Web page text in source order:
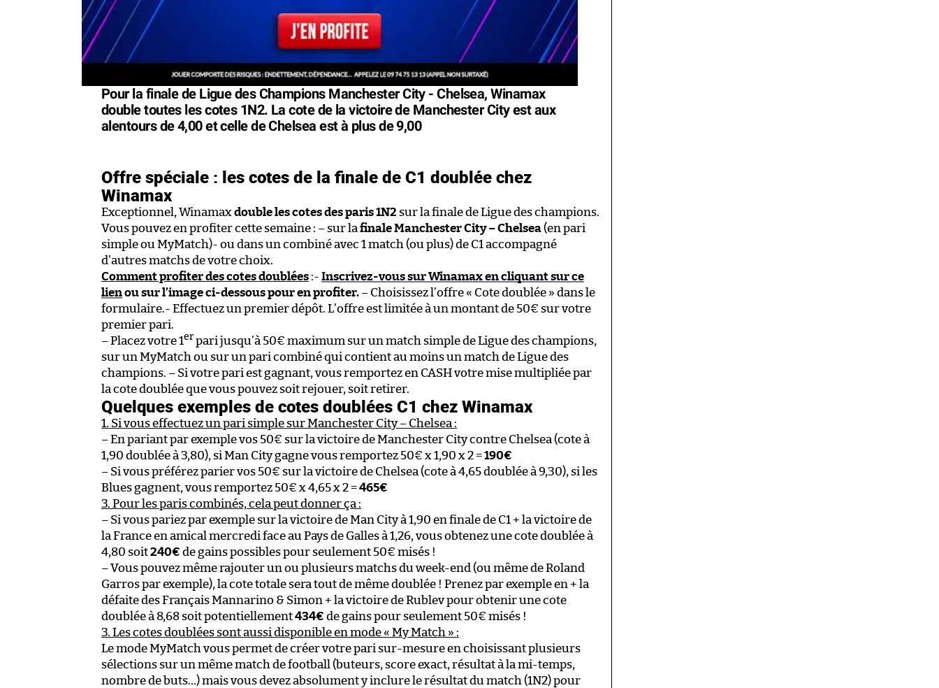
Pour la finale de Ligue des Champions Manchester City - Chelsea, Winamax
double toutes les cotes 1N2. La cote de la victoire de Manchester City est aux
alentours de 4,00 et celle de Chelsea est à plus de 9,00
Offre spéciale : les cotes de la finale de C1 doublée chez
Winamax
Exceptionnel, Winamax double les cotes des paris 1N2 sur la finale de Ligue des champions.
Vous pouvez en profiter cette semaine : – sur la finale Manchester City – Chelsea(en pari
simple ou MyMatch)- ou dans un combiné avec 1 match (ou plus) de C1 accompagné
d’autres matchs de votre choix.
Comment profiter des cotes doublées :- Inscrivez-vous sur Winamax en cliquant sur ce
lienou sur l’image ci-dessous pour en profiter. – Choisissez l’offre « Cote doublée » dans le
formulaire.- Effectuez un premier dépôt. L’offre est limitée à un montant de 50€ sur votre
premier pari.
– Placez votre 1er pari jusqu’à 50€ maximum sur un match simple de Ligue des champions,
sur un MyMatch ou sur un pari combiné qui contient au moins un match de Ligue des
champions. – Si votre pari est gagnant, vous remportez en CASH votre mise multipliée par
la cote doublée que vous pouvez soit rejouer, soit retirer.
Quelques exemples de cotes doublées C1 chez Winamax
1. Si vous effectuez un pari simple sur Manchester City – Chelsea :
– En pariant par exemple vos 50€ sur la victoire de Manchester City contre Chelsea (cote à
1,90 doublée à 3,80), si Man City gagne vous remportez 50€ x 1,90 x 2 =190€
– Si vous préférez parier vos 50€ sur la victoire de Chelsea (cote à 4,65 doublée à 9,30), si les
Blues gagnent, vous remportez 50€ x 4,65 x 2 =465€
3. Pour les paris combinés, cela peut donner ça :
– Si vous pariez par exemple sur la victoire de Man City à 1,90 en finale de C1 + la victoire de
la France en amical mercredi face au Pays de Galles à 1,26, vous obtenez une cote doublée à
4,80 soit240€ de gains possibles pour seulement 50€ misés !
– Vous pouvez même rajouter un ou plusieurs matchs du week-end (ou même de Roland
Garros par exemple), la cote totale sera tout de même doublée ! Prenez par exemple en + la
défaite des Français Mannarino & Simon + la victoire de Rublev pour obtenir une cote
doublée à 8,68 soit potentiellement434€ de gains pour seulement 50€ misés !
3. Les cotes doublées sont aussi disponible en mode « My Match » :
Le mode MyMatch vous permet de créer votre pari sur-mesure en choisissant plusieurs
sélections sur un même match de football (buteurs, score exact, résultat à la mi-temps,
nombre de buts…) mais vous devez absolument y inclure le résultat du match (1N2) pour